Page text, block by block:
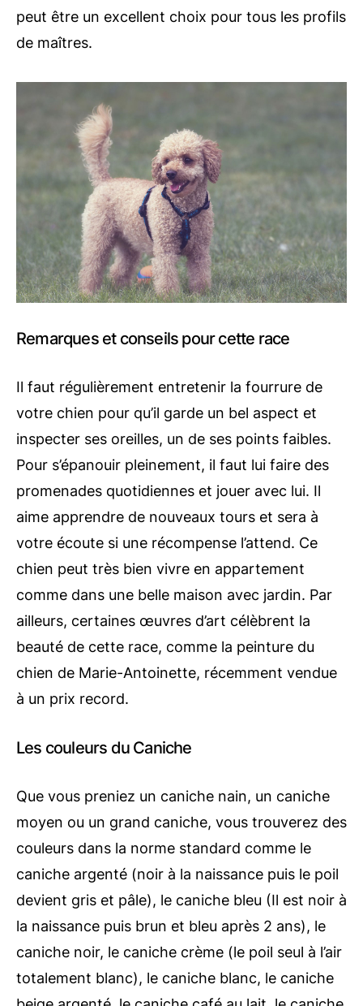
peut être un excellent choix pour tous les profils
de maîtres.
Remarques et conseils pour cette race
Il faut régulièrement entretenir la fourrure de
votre chien pour qu’il garde un bel aspect et
inspecter ses oreilles, un de ses points faibles.
Pour s’épanouir pleinement, il faut lui faire des
promenades quotidiennes et jouer avec lui. Il
aime apprendre de nouveaux tours et sera à
votre écoute si une récompense l’attend. Ce
chien peut très bien vivre en appartement
comme dans une belle maison avec jardin. Par
ailleurs, certaines œuvres d’art célèbrent la
beauté de cette race, comme la peinture du
chien de Marie-Antoinette, récemment vendue
à un prix record.
Les couleurs du Caniche
Que vous preniez un caniche nain, un caniche
moyen ou un grand caniche, vous trouverez des
couleurs dans la norme standard comme le
caniche argenté (noir à la naissance puis le poil
devient gris et pâle), le caniche bleu (Il est noir à
la naissance puis brun et bleu après 2 ans), le
caniche noir, le caniche crème (le poil seul à l’air
totalement blanc), le caniche blanc, le caniche